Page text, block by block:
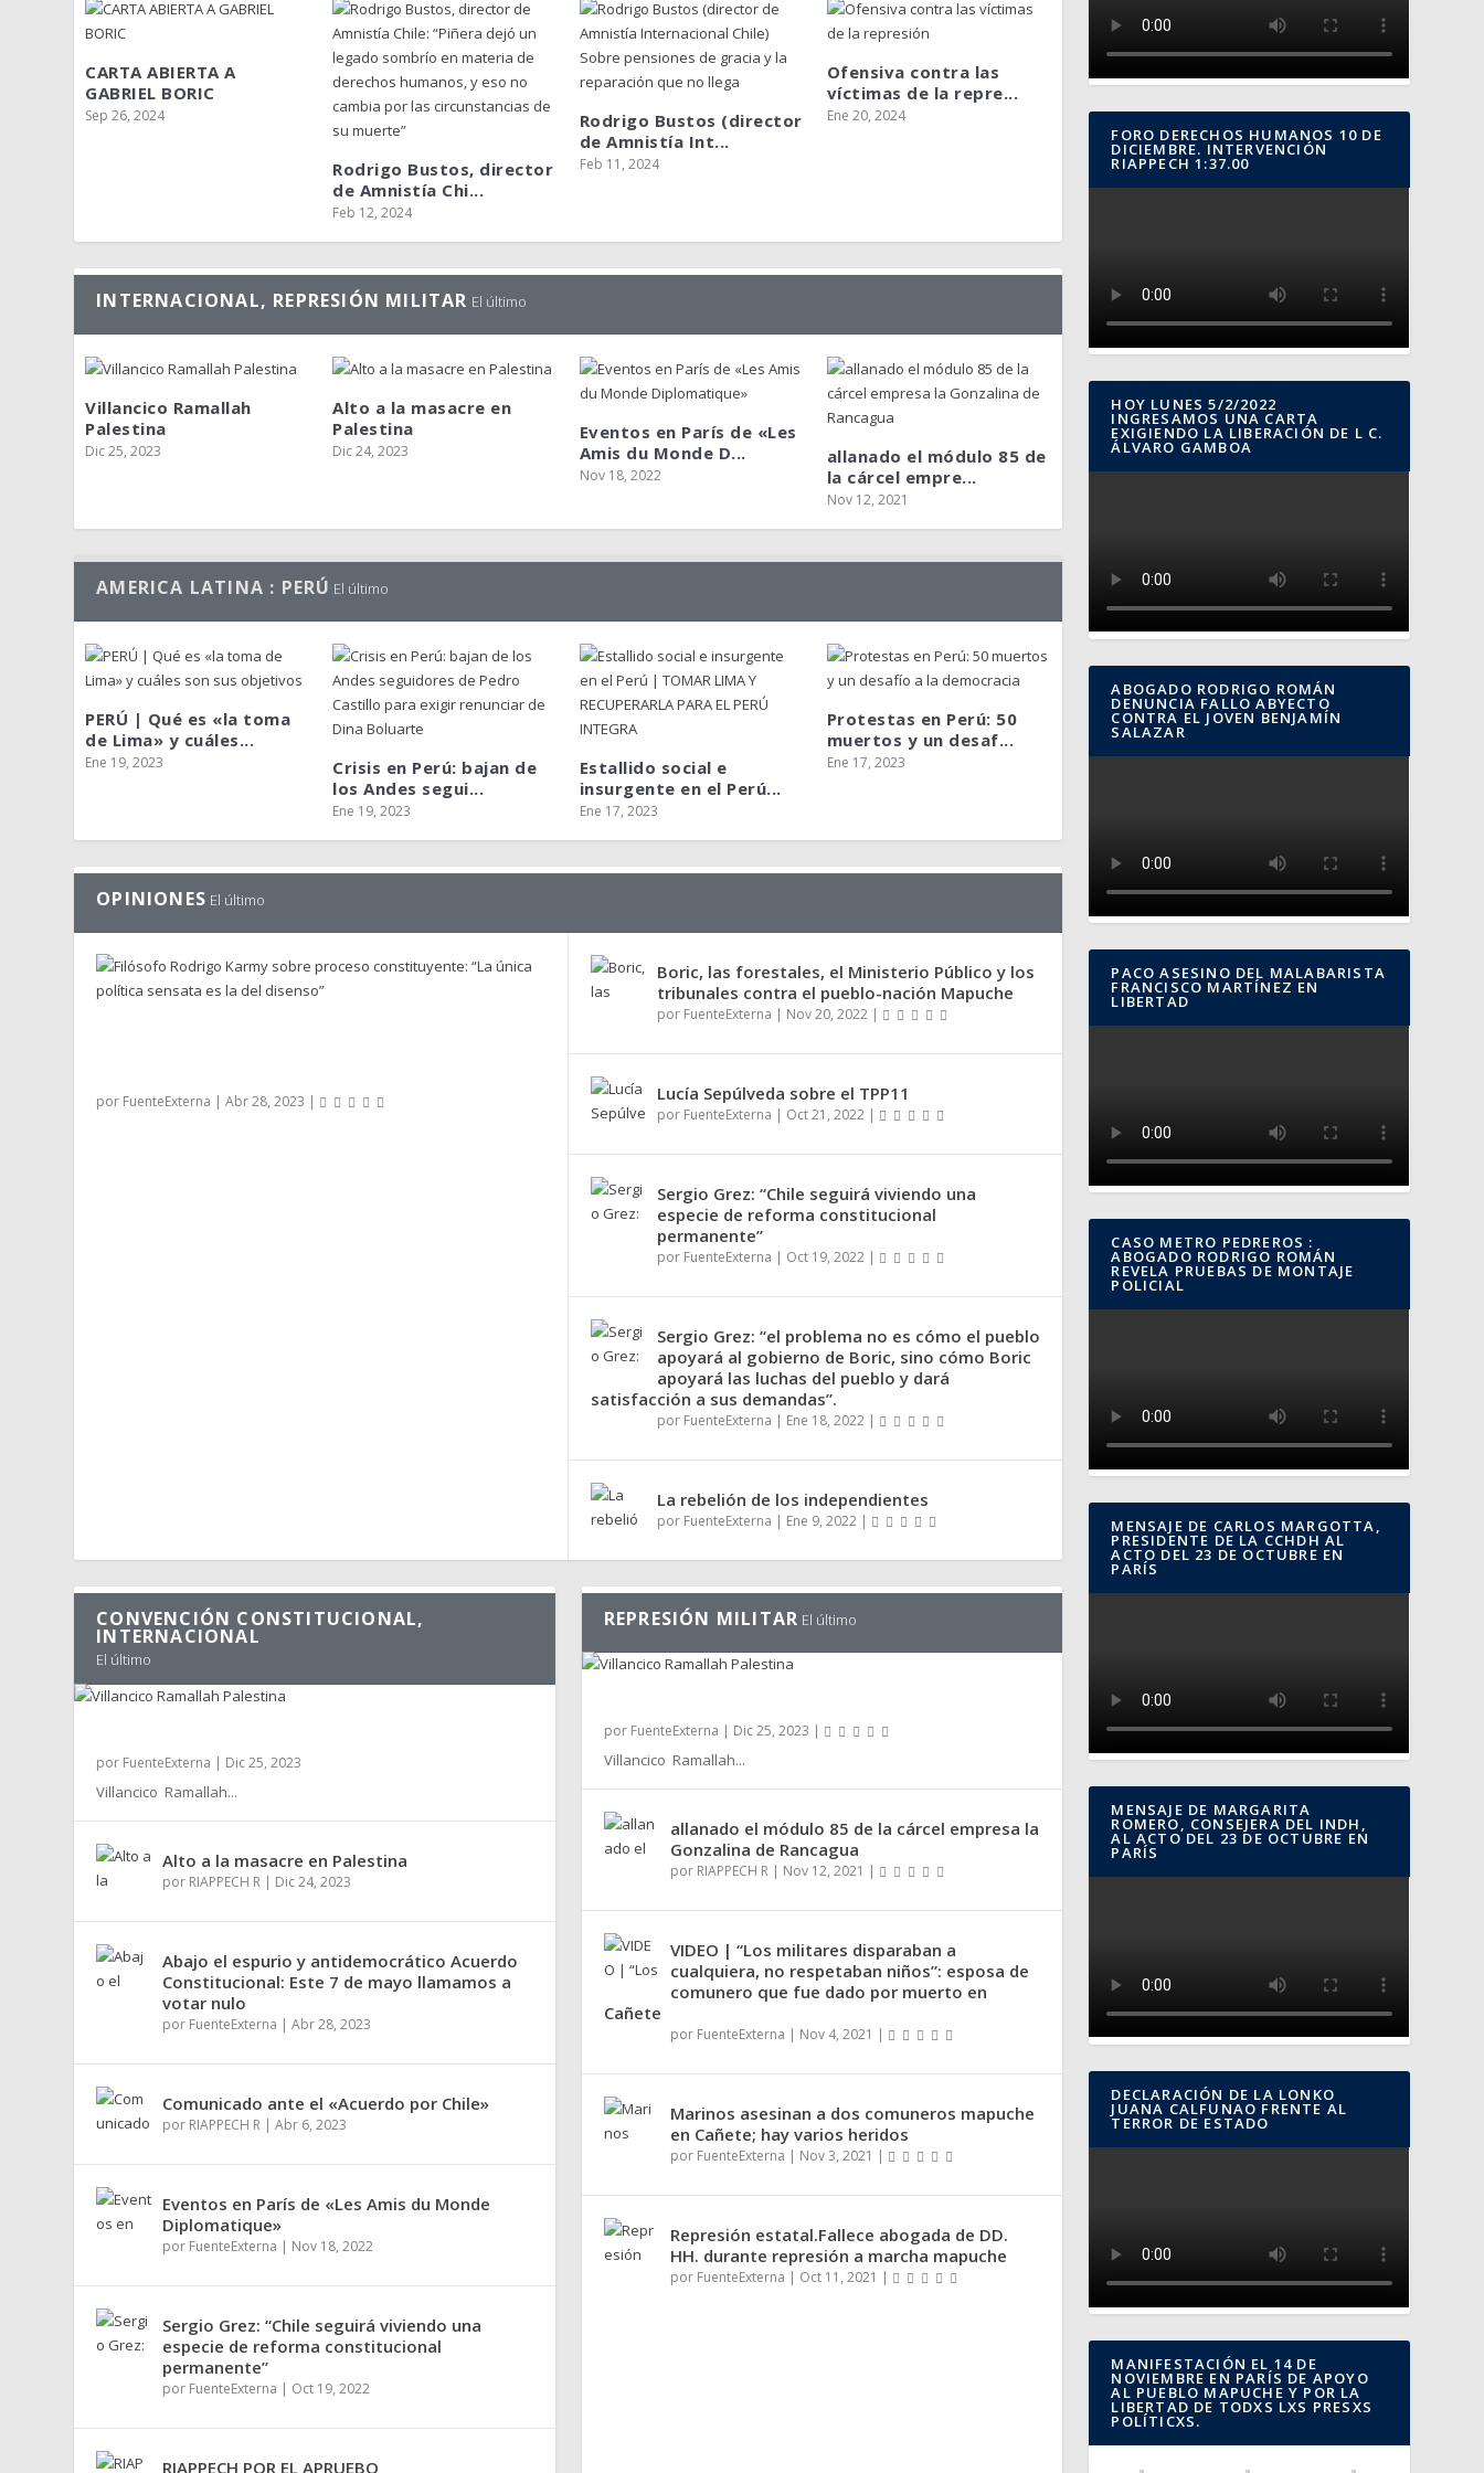
CARTA ABIERTA A
GABRIEL BORIC
Sep 26, 2024
Rodrigo Bustos, director
de Amnistía Chi...
Feb 12, 2024
Rodrigo Bustos (director
de Amnistía Int...
Feb 11, 2024
Ofensiva contra las
víctimas de la repre...
Ene 20, 2024
INTERNACIONAL, REPRESIÓN MILITAR El último
Villancico Ramallah
Palestina
Dic 25, 2023
Alto a la masacre en
Palestina
Dic 24, 2023
Eventos en París de «Les
Amis du Monde D...
Nov 18, 2022
allanado el módulo 85 de
la cárcel empre...
Nov 12, 2021
AMERICA LATINA : PERÚ El último
PERÚ | Qué es «la toma
de Lima» y cuáles...
Ene 19, 2023
Crisis en Perú: bajan de
los Andes segui...
Ene 19, 2023
Estallido social e
insurgente en el Perú...
Ene 17, 2023
Protestas en Perú: 50
muertos y un desaf...
Ene 17, 2023
OPINIONES El último
por FuenteExterna |Abr 28, 2023 |
Boric, las forestales, el Ministerio Público y los
tribunales contra el pueblo-nación Mapuche
por FuenteExterna | Nov 20, 2022|
Lucía Sepúlveda sobre el TPP11
por FuenteExterna | Oct 21, 2022|
Sergio Grez: “Chile seguirá viviendo una
especie de reforma constitucional
permanente”
por FuenteExterna | Oct 19, 2022|
Sergio Grez: “el problema no es cómo el pueblo
apoyará al gobierno de Boric, sino cómo Boric
apoyará las luchas del pueblo y dará
satisfacción a sus demandas”.
por FuenteExterna | Ene 18, 2022|
La rebelión de los independientes
por FuenteExterna | Ene 9, 2022|
CONVENCIÓN CONSTITUCIONAL,
INTERNACIONAL
El último
por FuenteExterna | Dic 25, 2023
Villancico Ramallah...
Alto a la masacre en Palestina
por RIAPPECH R | Dic 24, 2023
Abajo el espurio y antidemocrático Acuerdo
Constitucional: Este 7 de mayo llamamos a
votar nulo
por FuenteExterna |Abr 28, 2023
Comunicado ante el «Acuerdo por Chile»
por RIAPPECH R |Abr 6, 2023
Eventos en París de «Les Amis du Monde
Diplomatique»
por FuenteExterna | Nov 18, 2022
Sergio Grez: “Chile seguirá viviendo una
especie de reforma constitucional
permanente”
por FuenteExterna | Oct 19, 2022
RIAPPECH POR EL APRUEBO
REPRESIÓN MILITAR El último
por FuenteExterna | Dic 25, 2023 |
Villancico Ramallah...
allanado el módulo 85 de la cárcel empresa la
Gonzalina de Rancagua
por RIAPPECH R| Nov 12, 2021 |
VIDEO | “Los militares disparaban a
cualquiera, no respetaban niños”: esposa de
comunero que fue dado por muerto en
Cañete
por FuenteExterna | Nov 4, 2021 |
Marinos asesinan a dos comuneros mapuche
en Cañete; hay varios heridos
por FuenteExterna | Nov 3, 2021 |
Represión estatal.Fallece abogada de DD.
HH. durante represión a marcha mapuche
por FuenteExterna | Oct 11, 2021 |
FORO DERECHOS HUMANOS 10 DE
DICIEMBRE. INTERVENCIÓN
RIAPPECH 1:37.00
HOY LUNES 5/2/2022
INGRESAMOS UNA CARTA
EXIGIENDO LA LIBERACIÓN DE L C.
ÁLVARO GAMBOA
ABOGADO RODRIGO ROMÁN
DENUNCIA FALLO ABYECTO
CONTRA EL JOVEN BENJAMÍN
SALAZAR
PACO ASESINO DEL MALABARISTA
FRANCISCO MARTÍNEZ EN
LIBERTAD
CASO METRO PEDREROS :
ABOGADO RODRIGO ROMÁN
REVELA PRUEBAS DE MONTAJE
POLICIAL
MENSAJE DE CARLOS MARGOTTA,
PRESIDENTE DE LA CCHDH AL
ACTO DEL 23 DE OCTUBRE EN
PARÍS
MENSAJE DE MARGARITA
ROMERO, CONSEJERA DEL INDH,
AL ACTO DEL 23 DE OCTUBRE EN
PARÍS
DECLARACIÓN DE LA LONKO
JUANA CALFUNAO FRENTE AL
TERROR DE ESTADO
MANIFESTACIÓN EL 14 DE
NOVIEMBRE EN PARÍS DE APOYO
AL PUEBLO MAPUCHE Y POR LA
LIBERTAD DE TODXS LXS PRESXS
POLÍTICXS.